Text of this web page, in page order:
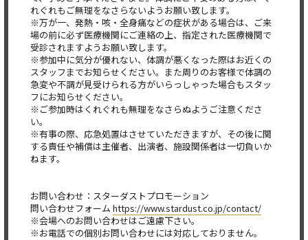
れぐれもご無理をなさらないようお願い致します。
※万が一、発熱・咳・全身痛などの症状がある場合は、ご来
場の前に必ず医療機関にご連絡の上、指定された医療機関で
受診されますようお願い致します。
※参加中に気分が優れない、体調が悪くなった際はお近くの
スタッフまでお知らせください。また周りのお客様で体調の
急変や不調が見受けられる方がいらっしゃった場合もスタッ
フにお知らせください。
※ご参加時はくれぐれも無理をなさらぬようご注意くださ
い。
※有事の際、応急処置はさせていただきますが、その後に関
する責任や補償は主催者、出演者、施設関係者は一切負いか
ねます。
お問い合わせ：スターダストプロモーション
問い合わせフォーム https://www.stardust.co.jp/contact/
※会場へのお問い合わせはご遠慮下さい。
※お電話での個別お問い合わせには対応しておりません。